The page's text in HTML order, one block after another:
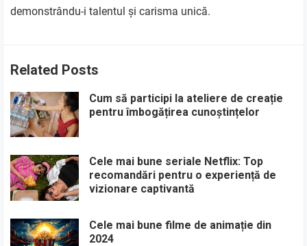
demonstrându-i talentul și carisma unică.
Related Posts
Cum să participi la ateliere de creație
pentru îmbogățirea cunoștințelor
Cele mai bune seriale Netflix: Top
recomandări pentru o experiență de
vizionare captivantă
Cele mai bune filme de animație din
2024